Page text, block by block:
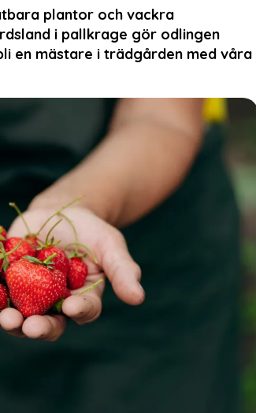
plantor och vackra
i pallkrage gör odlingen
en mästare i trädgården med våra